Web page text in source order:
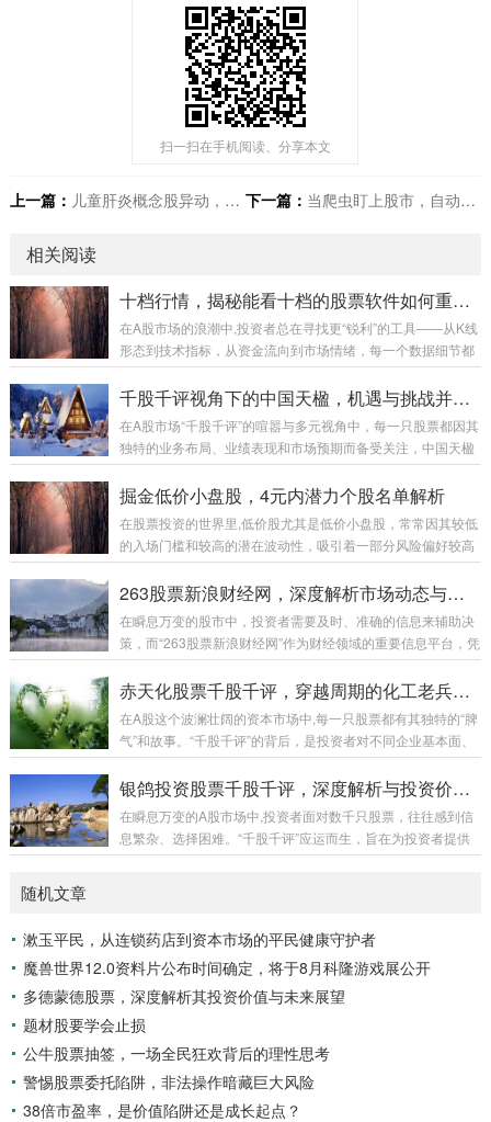
扫一扫在手机阅读、分享本文
上一篇： 儿童肝炎概念股异动，是短期炒作还是长期机遇？ 下一篇： 当爬虫盯上股市，自动化交易背后的法律与道德红线
相关阅读
十档行情，揭秘能看十档的股票软件如何重塑交易决策
在A股市场的浪潮中,投资者总在寻找更“锐利”的工具——从K线
形态到技术指标，从资金流向到市场情绪，每一个数据细节都
可能成为盈利的关键，近年来，“能看十档行情的股票软件”逐
渐从专业交易员的“标配”走向普通投资者的视野，它以更深的
件究竟有何魔力？它又该如何正确使用？ 什么是“十档行情”？
比普通软件多看什么？ 多数普通股票软件仅提供“五档行情”，
情”则能延伸至买十...
千股千评视角下的中国天楹，机遇与挑战并存的环保新势力
在A股市场“千股千评”的喧嚣与多元视角中，每一只股票都因其
独特的业务布局、业绩表现和市场预期而备受关注，中国天楹
（000035.SZ）作为环保新能源领域的知名企业，自然也成为
了投资者和分析师们热议的焦点，透过“千股千评”的棱镜，我
中的“中国天楹”：多元声音的交织 “千股千评”平台汇聚了来自
不同背景投资者的观点，从短线投机客到长期价值投资者，从
面”的特点。...
掘金低价小盘股，4元内潜力个股名单解析
在股票投资的世界里,低价股尤其是低价小盘股，常常因其较低
的入场门槛和较高的潜在波动性，吸引着一部分风险偏好较高
的投资者，它们可能被市场低估，也可能蕴含着公司基本面反
转或行业爆发带来的巨大机遇，本文将聚焦于“4元内小盘股”这
合“4元内”且具备小盘股特征的股票名单作为参考（以下名单仅
为示例，不构成任何投资建议，股市有风险，投资需谨慎），
4元内小盘股？ 低门槛与高弹性...
263股票新浪财经网，深度解析市场动态与投资价值
在瞬息万变的股市中，投资者需要及时、准确的信息来辅助决
策，而“263股票新浪财经网”作为财经领域的重要信息平台，凭
借其全面的市场数据、专业的分析解读和及时的资讯更新，成
为投资者关注动态、挖掘投资机会的重要渠道，本文将围绕“26
市信息获取与价值判断中的作用。 263股票：从代码到价值，
市场关注的核心标的 “263股票”通常指向股票代码为“263”的上
A股市场...
赤天化股票千股千评，穿越周期的化工老兵，价值重估还是昙花一现？
在A股这个波澜壮阔的资本市场中,每一只股票都有其独特的“脾
气”和故事。“千股千评”的背后，是投资者对不同企业基本面、
行业前景、市场情绪乃至政策导向的综合研判，我们将聚焦于
一只曾有过辉煌、历经沉浮，又因某些契机重回市场视野的股
司”），尝试从“千股千评”的视角，剖析其投资价值与潜在风
险。 赤天化：从“尿素大王”到转型探索者 赤天化的前身是贵州
银鸽投资股票千股千评，深度解析与投资价值前瞻
在瞬息万变的A股市场中,投资者面对数千只股票，往往感到信
息繁杂、选择困难。“千股千评”应运而生，旨在为投资者提供
针对每只个股的独特视角与深度分析，帮助其穿透迷雾，把握
股千评”并非简单的股票罗列与标签化评价，其核心在于对每一
只股票的基本面、技术面、资金面、消息面以及行业前景进行
全方位、多维度的...
随机文章
漱玉平民，从连锁药店到资本市场的平民健康守护者
魔兽世界12.0资料片公布时间确定，将于8月科隆游戏展公开
多德蒙德股票，深度解析其投资价值与未来展望
题材股要学会止损
公牛股票抽签，一场全民狂欢背后的理性思考
警惕股票委托陷阱，非法操作暗藏巨大风险
38倍市盈率，是价值陷阱还是成长起点？